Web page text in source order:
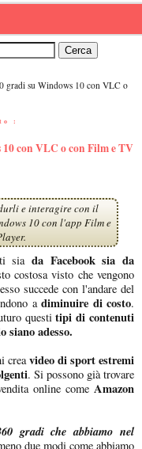
gradi su Windows 10 con VLC o
:
con VLC o con Film e TV
e interagire con il
10 con l'app Film e
siada Facebook sia da
costosa visto che vengono
succede con l'andare del
adiminuire di costo.
questitipi di contenuti
siano adesso.
creavideo di sport estremi
. Si possono già trovare
online come Amazon
gradi che abbiamo nel
due modi come abbiamo